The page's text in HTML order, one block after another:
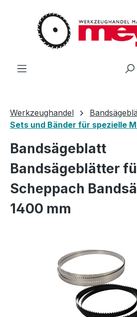
Zum Hauptinhalt springen
Werkzeughandel
Sets und Bänder für spezielle
Bandsägeblatt
Bandsägeblätter
Scheppach
1400 mm